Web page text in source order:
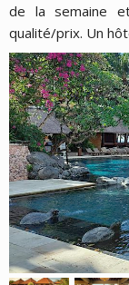
de la semaine
qualité/prix. Un